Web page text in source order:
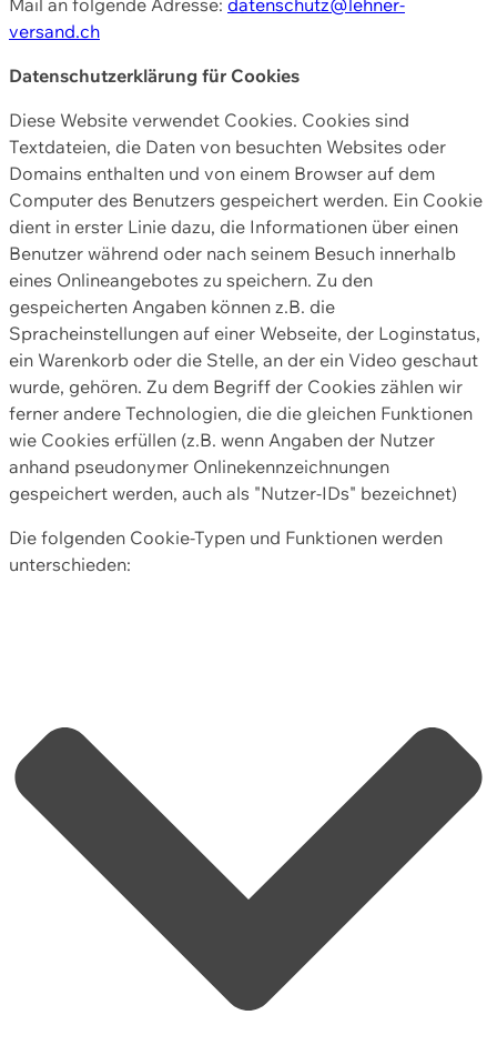
versand.ch
Datenschutzerklärung für Cookies
Diese Website verwendet Cookies. Cookies sind
Textdateien, die Daten von besuchten Websites oder
Domains enthalten und von einem Browser auf dem
Computer des Benutzers gespeichert werden. Ein Cookie
dient in erster Linie dazu, die Informationen über einen
Benutzer während oder nach seinem Besuch innerhalb
eines Onlineangebotes zu speichern. Zu den
gespeicherten Angaben können z.B. die
Spracheinstellungen auf einer Webseite, der Loginstatus,
ein Warenkorb oder die Stelle, an der ein Video geschaut
wurde, gehören. Zu dem Begriff der Cookies zählen wir
ferner andere Technologien, die die gleichen Funktionen
wie Cookies erfüllen (z.B. wenn Angaben der Nutzer
anhand pseudonymer Onlinekennzeichnungen
gespeichert werden, auch als "Nutzer-IDs" bezeichnet)
Die folgenden Cookie-Typen und Funktionen werden
unterschieden: